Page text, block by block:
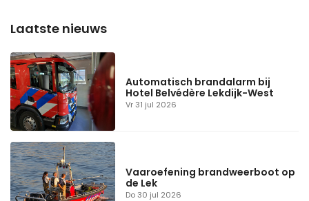
Vr 31 jul 2026
Automatisch brandalarm bij
Hotel Belvédère Lekdijk-West
Do 30 jul 2026
Vaaroefening brandweerboot op
de Lek